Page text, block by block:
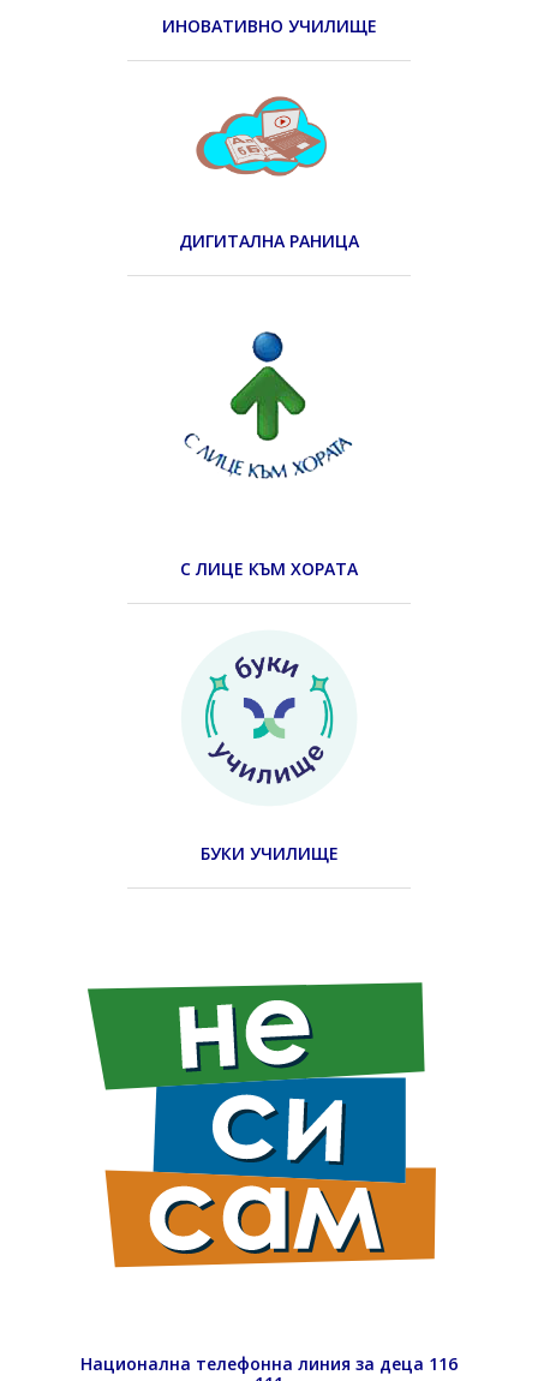
ИНОВАТИВНО УЧИЛИЩЕ
ДИГИТАЛНА РАНИЦА
С ЛИЦЕ КЪМ ХОРАТА
БУКИ УЧИЛИЩЕ
Национална телефонна линия за деца 116